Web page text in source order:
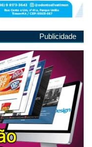
Publicidade